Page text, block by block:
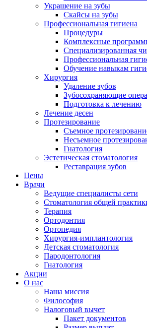
Украшение на зубы
Скайсы на зубы
Профессиональная гигиена
Процедуры
Комплексные
Специализированная
Профессиональная
Обучение навыкам
Хирургия
Удаление зубов
Зубосохраняющие
Подготовка к лечению
Лечение десен
Протезирование
Съемное
Несъемное
Гнатология
Эстетическая стоматология
Реставрация зубов
Цены
Врачи
Ведущие специалисты сети
Стоматология общей
Терапия
Ортодонтия
Ортопедия
Хирургия-имплантология
Детская стоматология
Пародонтология
Гнатология
Акции
О нас
Наша миссия
Философия
Налоговый вычет
Пакет документов